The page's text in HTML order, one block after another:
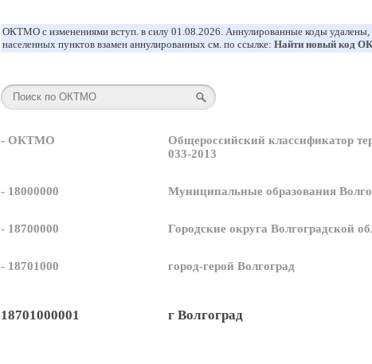
ОКТМО с изменениями вступ. в силу 01.08.2026. Аннулированные коды
населенных пунктов взамен аннулированных см. по ссылке: Найти новый код
- ОКТМО
Общероссийский классификатор
033-2013
- 18000000 Муниципальные образования
- 18700000 Городские округа Волгоградской
- 18701000 город-герой Волгоград
18701000001 г Волгоград